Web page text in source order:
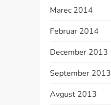
Marec 2014
Februar 2014
December 2013
September 2013
Avgust 2013